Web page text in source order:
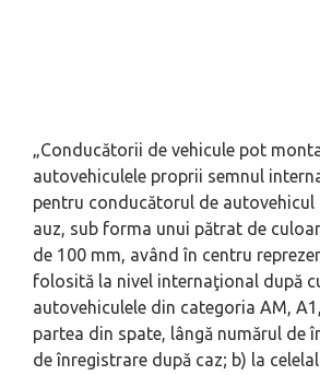
„Conducătorii de vehicule pot
autovehiculele proprii semnul
pentru conducătorul de
auz, sub forma unui pătrat de
de 100 mm, având în centru
folosită la nivel internaţional după
autovehiculele din categoria AM,
partea din spate, lângă numărul de
de înregistrare după caz; b) la